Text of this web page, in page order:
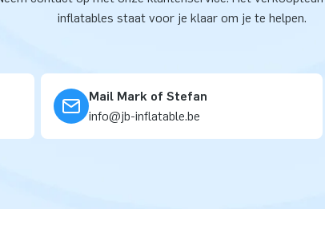
inflatables staat voor je klaar om je te helpen.
Mail Mark of Stefan
info@jb-inflatable.be